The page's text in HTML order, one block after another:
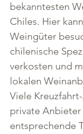
bekanntesten
Chiles. Hier
Weingüter
chilenische
verkosten und
lokalen
Viele
private
entsprechende